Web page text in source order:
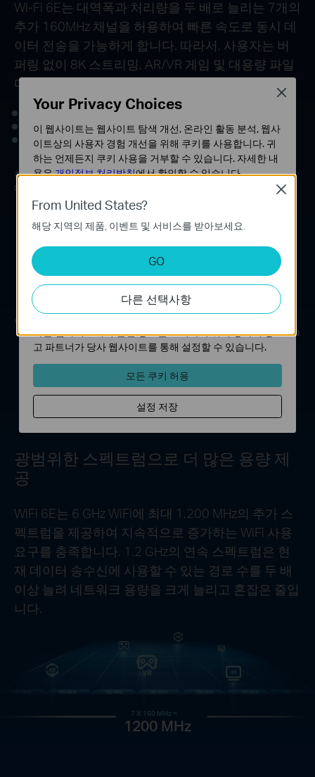
Wi-Fi 6E는 대역폭과 처리량을 두 배로 늘리는 7개의
추가 160MHz 채널을 허용하여 빠른 속도로 동시 데
이터 전송을 가능하게 합니다. 따라서, 사용자는 버
퍼링 없이 8K 스트리밍, AR/VR 게임 및 대용량 파일
다운로드를 마음껏 이용할 수 있습니다.
2.4 GHz: 160 MHz 채널을 허용하지 않음
5 GHz: 2× 160 MHz 채널 허용
6 GHz: 7× 160 MHz 채널 허용
참고: 규정으로 인해 유럽 연합은 무선 액세스 시스템 구현을 위해 6
GHz 대역에서 480 MHz (3× 160 MHz) 스펙트럼을 개방했습니다.
2배의 대역폭 및 처리량을 제공합니다.
광범위한 스펙트럼으로 더 많은 용량 제
공
WiFi 6E는 6 GHz WiFi에 최대 1,200 MHz의 추가 스
펙트럼을 제공하여 지속적으로 증가하는 WiFi 사용
요구를 충족합니다. 1.2 GHz의 연속 스펙트럼은 현
재 데이터 송수신에 사용할 수 있는 경로 수를 두 배
이상 늘려 네트워크 용량을 크게 늘리고 혼잡은 줄입
니다.
7 X 160 MHz =
1200 MHz
From United States?
해당 지역의 제품, 이벤트 및 서비스를 받아보세요.
GO
다른 선택사항
Close
Your Privacy Choices
이 웹사이트는 웹사이트 탐색 개선, 온라인 활동 분석, 웹사
이트상의 사용자 경험 개선을 위해 쿠키를 사용합니다. 귀
하는 언제든지 쿠키 사용을 거부할 수 있습니다. 자세한 내
용은개인정보 처리방침에서 확인할 수 있습니다.
이 쿠키는 웹사이트가 작동하는 데 필요하며 사용자의 시
스템에서 비활성화할 수 없습니다.
분석 및 마케팅 쿠키
분석 쿠키는 웹사이트의 기능을 개선하고 조정하기 위해
웹사이트에서의 사용자 활동을 분석하는 데 사용하는 쿠키
입니다.
마케팅 쿠키는 귀하의 관심사에 대한 프로필을 생성하고
다른 웹사이트에서 관련 광고를 표시하기 위해 당사의 광
고 파트너가 당사 웹사이트를 통해 설정할 수 있습니다.
모든 쿠키 허용
설정 저장
Close